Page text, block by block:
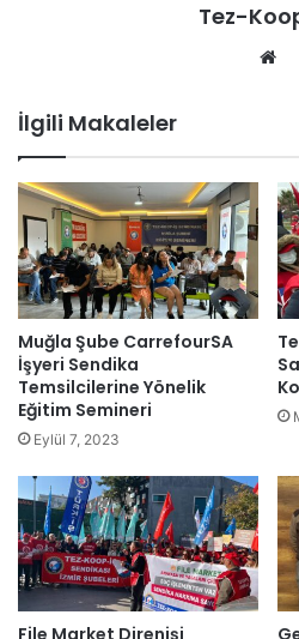
Tez-
İlgili Makaleler
Muğla Şube CarrefourSA
İşyeri Sendika
Temsilcilerine Yönelik
Eğitim Semineri
Eylül 7, 2023